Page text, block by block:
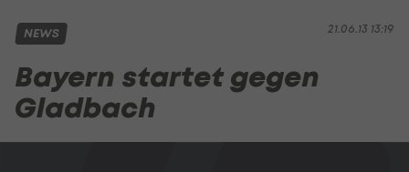
21.06.13 13:19
NEWS
Bayern startet gegen
Gladbach